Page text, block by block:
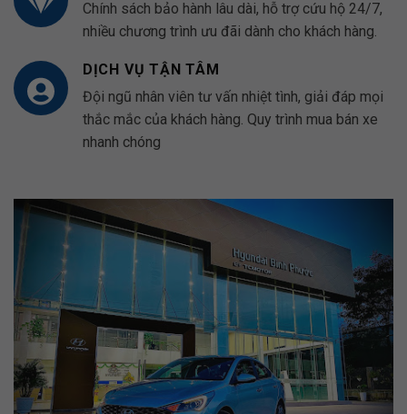
Chính sách bảo hành lâu dài, hỗ trợ cứu hộ 24/7,
nhiều chương trình ưu đãi dành cho khách hàng.
DỊCH VỤ TẬN TÂM
Đội ngũ nhân viên tư vấn nhiệt tình, giải đáp mọi
thắc mắc của khách hàng. Quy trình mua bán xe
nhanh chóng